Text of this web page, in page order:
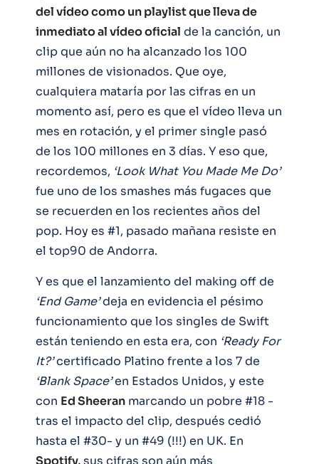
del vídeo como un playlist que lleva de
inmediato al vídeo oficial de la canción, un
clip que aún no ha alcanzado los 100
millones de visionados. Que oye,
cualquiera mataría por las cifras en un
momento así, pero es que el vídeo lleva un
mes en rotación, y el primer single pasó
de los 100 millones en 3 días. Y eso que,
recordemos, ‘Look What You Made Me Do’
fue uno de los smashes más fugaces que
se recuerden en los recientes años del
pop. Hoy es #1, pasado mañana resiste en
el top90 de Andorra.
Y es que el lanzamiento del making off de
‘End Game’deja en evidencia el pésimo
funcionamiento que los singles de Swift
están teniendo en esta era, con ‘Ready For
It?’certificado Platino frente a los 7 de
‘Blank Space’en Estados Unidos, y este
con Ed Sheeran marcando un pobre #18 -
tras el impacto del clip, después cedió
hasta el #30- y un #49 (!!!) en UK. En
Spotify,sus cifras son aún más